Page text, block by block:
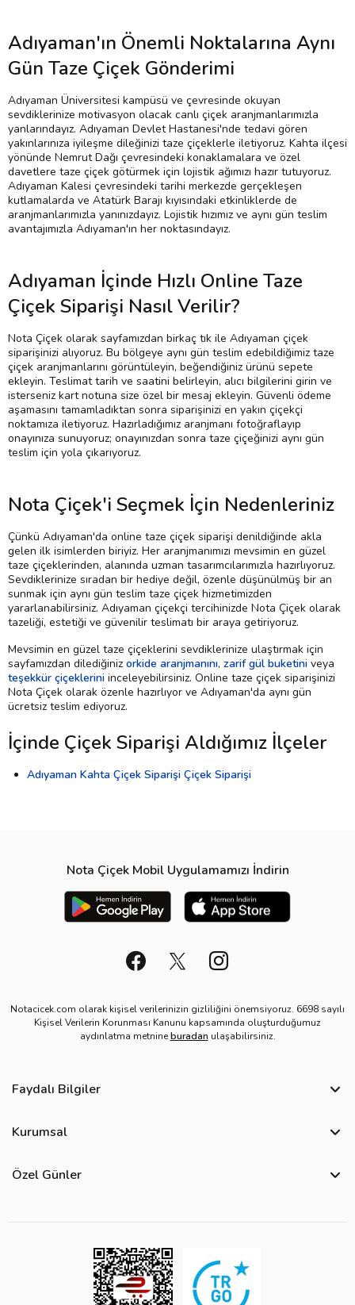
Adıyaman'ın Önemli Noktalarına Aynı
Gün Taze Çiçek Gönderimi
Adıyaman Üniversitesi kampüsü ve çevresinde okuyan
sevdiklerinize motivasyon olacak canlı çiçek aranjmanlarımızla
yanlarındayız. Adıyaman Devlet Hastanesi'nde tedavi gören
yakınlarınıza iyileşme dileğinizi taze çiçeklerle iletiyoruz. Kahta ilçesi
yönünde Nemrut Dağı çevresindeki konaklamalara ve özel
davetlere taze çiçek götürmek için lojistik ağımızı hazır tutuyoruz.
Adıyaman Kalesi çevresindeki tarihi merkezde gerçekleşen
kutlamalarda ve Atatürk Barajı kıyısındaki etkinliklerde de
aranjmanlarımızla yanınızdayız. Lojistik hızımız ve aynı gün teslim
avantajımızla Adıyaman'ın her noktasındayız.
Adıyaman İçinde Hızlı Online Taze
Çiçek Siparişi Nasıl Verilir?
Nota Çiçek olarak sayfamızdan birkaç tık ile Adıyaman çiçek
siparişinizi alıyoruz. Bu bölgeye aynı gün teslim edebildiğimiz taze
çiçek aranjmanlarını görüntüleyin, beğendiğiniz ürünü sepete
ekleyin. Teslimat tarih ve saatini belirleyin, alıcı bilgilerini girin ve
isterseniz kart notuna size özel bir mesaj ekleyin. Güvenli ödeme
aşamasını tamamladıktan sonra siparişinizi en yakın çiçekçi
noktamıza iletiyoruz. Hazırladığımız aranjmanı fotoğraflayıp
onayınıza sunuyoruz; onayınızdan sonra taze çiçeğinizi aynı gün
teslim için yola çıkarıyoruz.
Nota Çiçek'i Seçmek İçin Nedenleriniz
Çünkü Adıyaman'da online taze çiçek siparişi denildiğinde akla
gelen ilk isimlerden biriyiz. Her aranjmanımızı mevsimin en güzel
taze çiçeklerinden, alanında uzman tasarımcılarımızla hazırlıyoruz.
Sevdiklerinize sıradan bir hediye değil, özenle düşünülmüş bir an
sunmak için aynı gün teslim taze çiçek hizmetimizden
yararlanabilirsiniz. Adıyaman çiçekçi tercihinizde Nota Çiçek olarak
tazeliği, estetiği ve güvenilir teslimatı bir araya getiriyoruz.
Mevsimin en güzel taze çiçeklerini sevdiklerinize ulaştırmak için
sayfamızdan dilediğiniz orkide aranjmanını, zarif gül buketini veya
teşekkür çiçeklerini inceleyebilirsiniz. Online taze çiçek siparişinizi
Nota Çiçek olarak özenle hazırlıyor ve Adıyaman'da aynı gün
ücretsiz teslim ediyoruz.
İçinde Çiçek Siparişi Aldığımız İlçeler
Adıyaman Kahta Çiçek Siparişi Çiçek Siparişi
Nota Çiçek Mobil Uygulamamızı İndirin
Notacicek.com olarak kişisel verilerinizin gizliliğini önemsiyoruz. 6698 sayılı
Kişisel Verilerin Korunması Kanunu kapsamında oluşturduğumuz
aydınlatma metnineburadan ulaşabilirsiniz.
Faydalı Bilgiler
Site Haritası
Görsel Kontrol Süreci
Ürün Sıralama Kriterleri
Kurumsal
Üyelik Sözleşmesi
Mesafeli Satış Sözleşmesi
Özel Günler
Kadınlar Günü Çiçekleri
Sevgililer Günü Çiçekleri